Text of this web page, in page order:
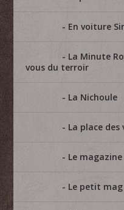
En voiture
La Minute
vous du terroir
La Nichoule
La place des
Le
Le petit mag